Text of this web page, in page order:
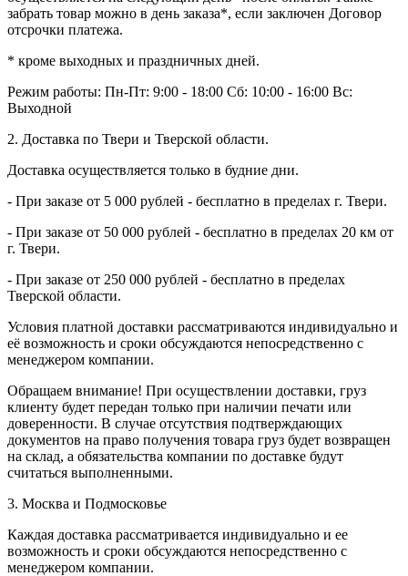
забрать товар можно в день заказа*, если заключен Договор
отсрочки платежа.
* кроме выходных и праздничных дней.
Режим работы: Пн-Пт: 9:00 - 18:00 Сб: 10:00 - 16:00 Вс:
Выходной
2. Доставка по Твери и Тверской области.
Доставка осуществляется только в будние дни.
- При заказе от 5 000 рублей - бесплатно в пределах г. Твери.
- При заказе от 50 000 рублей - бесплатно в пределах 20 км от
г. Твери.
- При заказе от 250 000 рублей - бесплатно в пределах
Тверской области.
Условия платной доставки рассматриваются индивидуально и
её возможность и сроки обсуждаются непосредственно с
менеджером компании.
Обращаем внимание! При осуществлении доставки, груз
клиенту будет передан только при наличии печати или
доверенности. В случае отсутствия подтверждающих
документов на право получения товара груз будет возвращен
на склад, а обязательства компании по доставке будут
считаться выполненными.
3. Москва и Подмосковье
Каждая доставка рассматривается индивидуально и ее
возможность и сроки обсуждаются непосредственно с
менеджером компании.